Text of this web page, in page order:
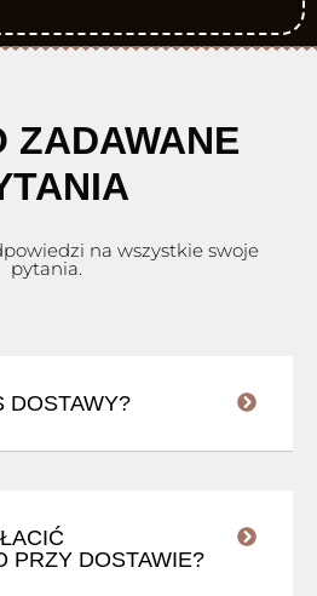
ZADAWANE
na wszystkie swoje
pytania.
DOSTAWY?
PRZY DOSTAWIE?